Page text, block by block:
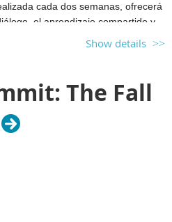
cada dos semanas, ofrecerá
el aprendizaje compartido y
significativas.
al programa
Show details
The Fall